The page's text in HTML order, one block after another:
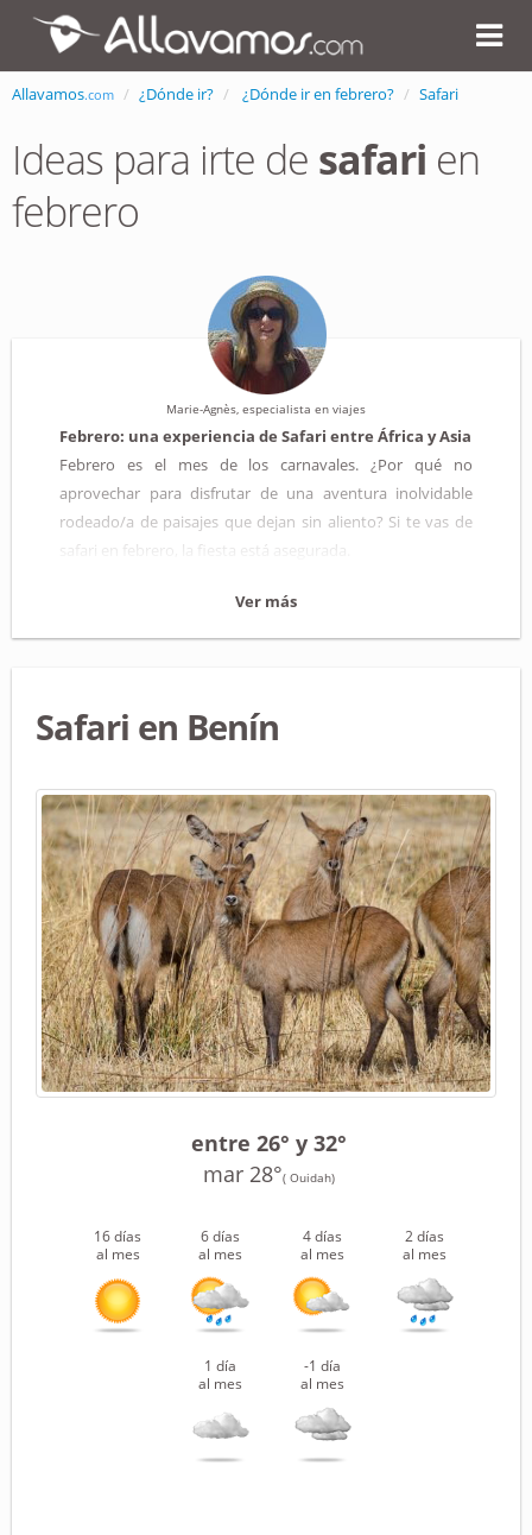
Allavamos.com ¿Dónde ir? ¿Dónde ir en febrero? Safari
Ideas para irte de safari en
febrero
Marie-Agnès, especialista en viajes
Febrero: una experiencia de Safari entre África y Asia
Febrero es el mes de los carnavales. ¿Por qué no
aprovechar para disfrutar de una aventura inolvidable
rodeado/a de paisajes que dejan sin aliento? Si te vas de
safari en febrero, la fiesta está asegurada.
Ver más
Safari en Benín
entre 26° y 32°
mar 28°( Ouidah)
16 días
al mes
6 días
al mes
4 días
al mes
2 días
al mes
1 día
al mes
-1 día
al mes